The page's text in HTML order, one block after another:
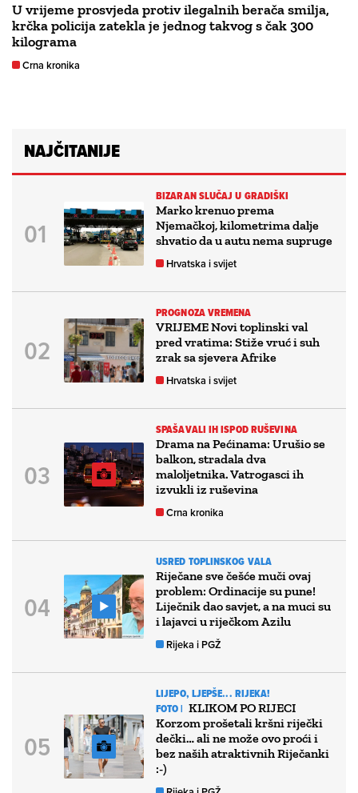
U vrijeme prosvjeda protiv ilegalnih berača smilja,
krčka policija zatekla je jednog takvog s čak 300
kilograma
Crna kronika
NAJČITANIJE
BIZARAN SLUČAJ U GRADIŠKI
Marko krenuo prema
Njemačkoj, kilometrima dalje
shvatio da u autu nema supruge
Hrvatska i svijet
PROGNOZA VREMENA
VRIJEME Novi toplinski val
pred vratima: Stiže vruć i suh
zrak sa sjevera Afrike
Hrvatska i svijet
SPAŠAVALI IH ISPOD RUŠEVINA
Drama na Pećinama: Urušio se
balkon, stradala dva
maloljetnika. Vatrogasci ih
izvukli iz ruševina
Crna kronika
USRED TOPLINSKOG VALA
Riječane sve češće muči ovaj
problem: Ordinacije su pune!
Liječnik dao savjet, a na muci su
i lajavci u riječkom Azilu
Rijeka i PGŽ
LIJEPO, LJEPŠE... RIJEKA!
FOTO | KLIKOM PO RIJECI
Korzom prošetali kršni riječki
dečki… ali ne može ovo proći i
bez naših atraktivnih Riječanki
:-)